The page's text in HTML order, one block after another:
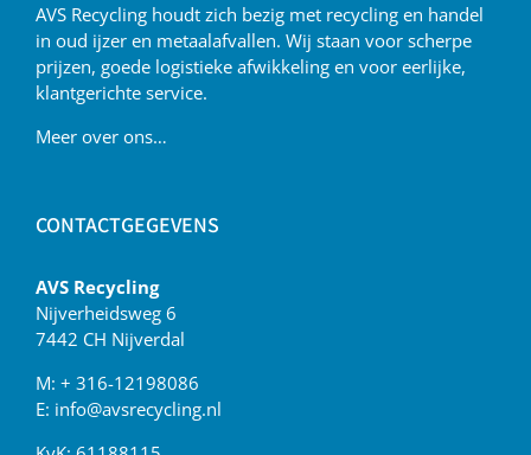
AVS Recycling houdt zich bezig met recycling en handel
in oud ijzer en metaalafvallen. Wij staan voor scherpe
prijzen, goede logistieke afwikkeling en voor eerlijke,
klantgerichte service.
Meer over ons…
CONTACTGEGEVENS
AVS Recycling
Nijverheidsweg 6
7442 CH Nijverdal
M: + 316-12198086
E: info@avsrecycling.nl